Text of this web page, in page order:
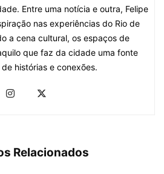
Entre uma notícia e outra, Felipe
nas experiências do Rio de
a cena cultural, os espaços de
que faz da cidade uma fonte
histórias e conexões.
Relacionados